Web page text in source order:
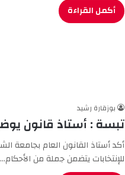
أكمل القراءة
بوزقارة رشيد
تبسة : أستاذ قانون
أكد أستاذ القانون العام بجامعة
للإنتخابات يتضمن جملة من الأحكام…